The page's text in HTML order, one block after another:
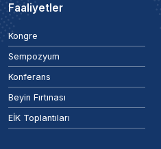
Faaliyetler
Kongre
Sempozyum
Konferans
Beyin Fırtınası
EİK Toplantıları